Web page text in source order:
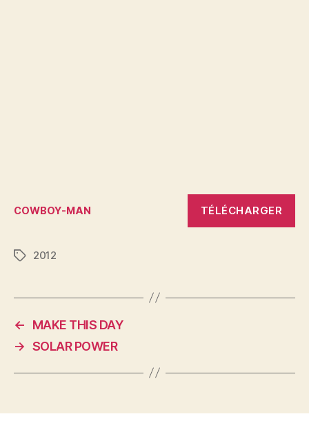
COWBOY-MAN TÉLÉCHARGER
Étiquettes
2012
←
MAKE THIS DAY
→ SOLAR POWER